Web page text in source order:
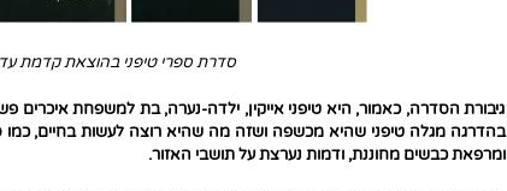
סדרת ספרי טיפני בהוצאת קדמת
גיבורת הסדרה, כאמור, היא טיפני אייקין, ילדה-נערה, בת למשפחת איכרים
בהדרגה מגלה טיפני שהיא מכשפה ושזה מה שהיא רוצה לעשות בחיים,
ומרפאת כבשים מחוננת, ודמות נערצת על תושבי האזור.